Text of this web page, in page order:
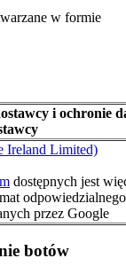
w formie
i ochronie
Ireland Limited)
dostępnych jest
odpowiedzialnego
przez Google
botów